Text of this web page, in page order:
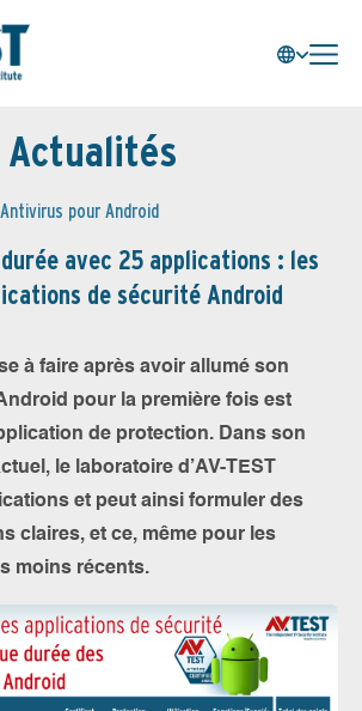
Actualités
Antivirus pour Android
avec 25 applications : les
de sécurité Android
à faire après avoir allumé son
pour la première fois est
de protection. Dans son
le laboratoire d’AV-TEST
et peut ainsi formuler des
claires, et ce, même pour les
moins récents.